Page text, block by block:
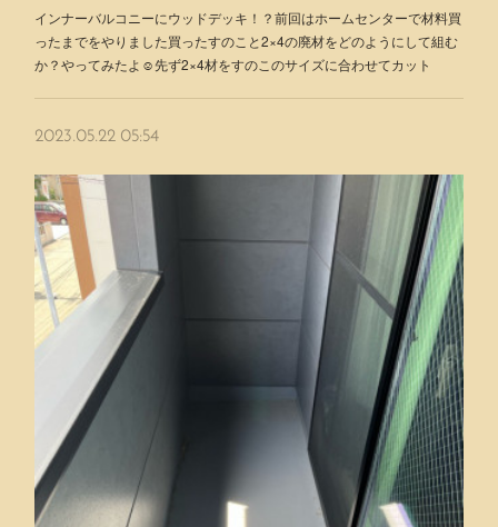
インナーバルコニーにウッドデッキ！？前回はホームセンターで材料買
ったまでをやりました買ったすのこと2×4の廃材をどのようにして組む
か？やってみたよ☺️先ず2×4材をすのこのサイズに合わせてカット
2023.05.22 05:54